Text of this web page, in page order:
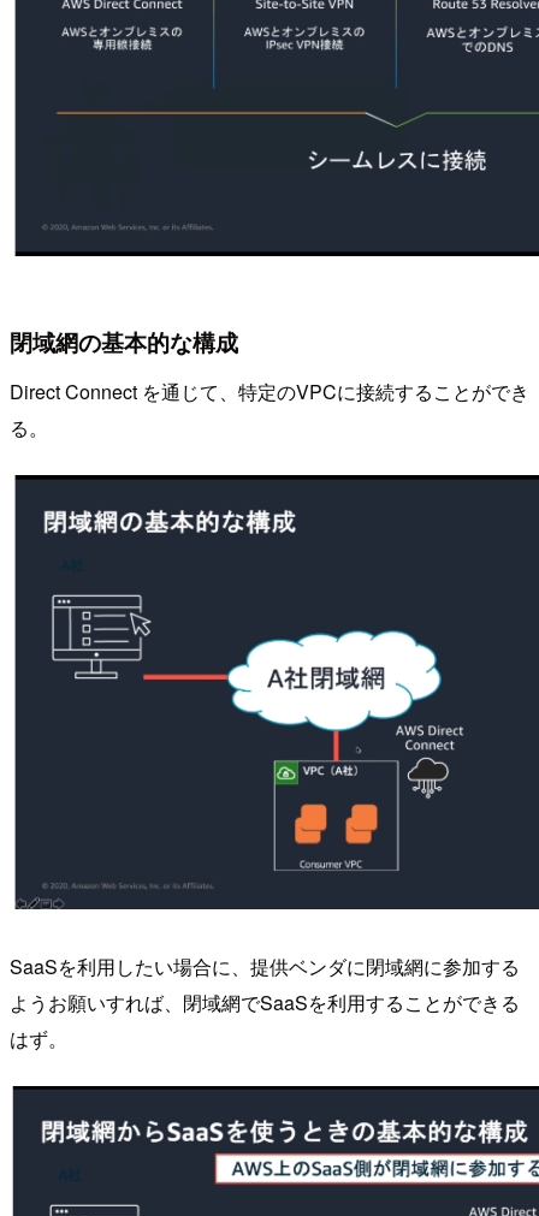
閉域網の基本的な構成
Direct Connect を通じて、特定のVPCに接続することができ
る。
SaaSを利用したい場合に、提供ベンダに閉域網に参加する
ようお願いすれば、閉域網でSaaSを利用することができる
はず。